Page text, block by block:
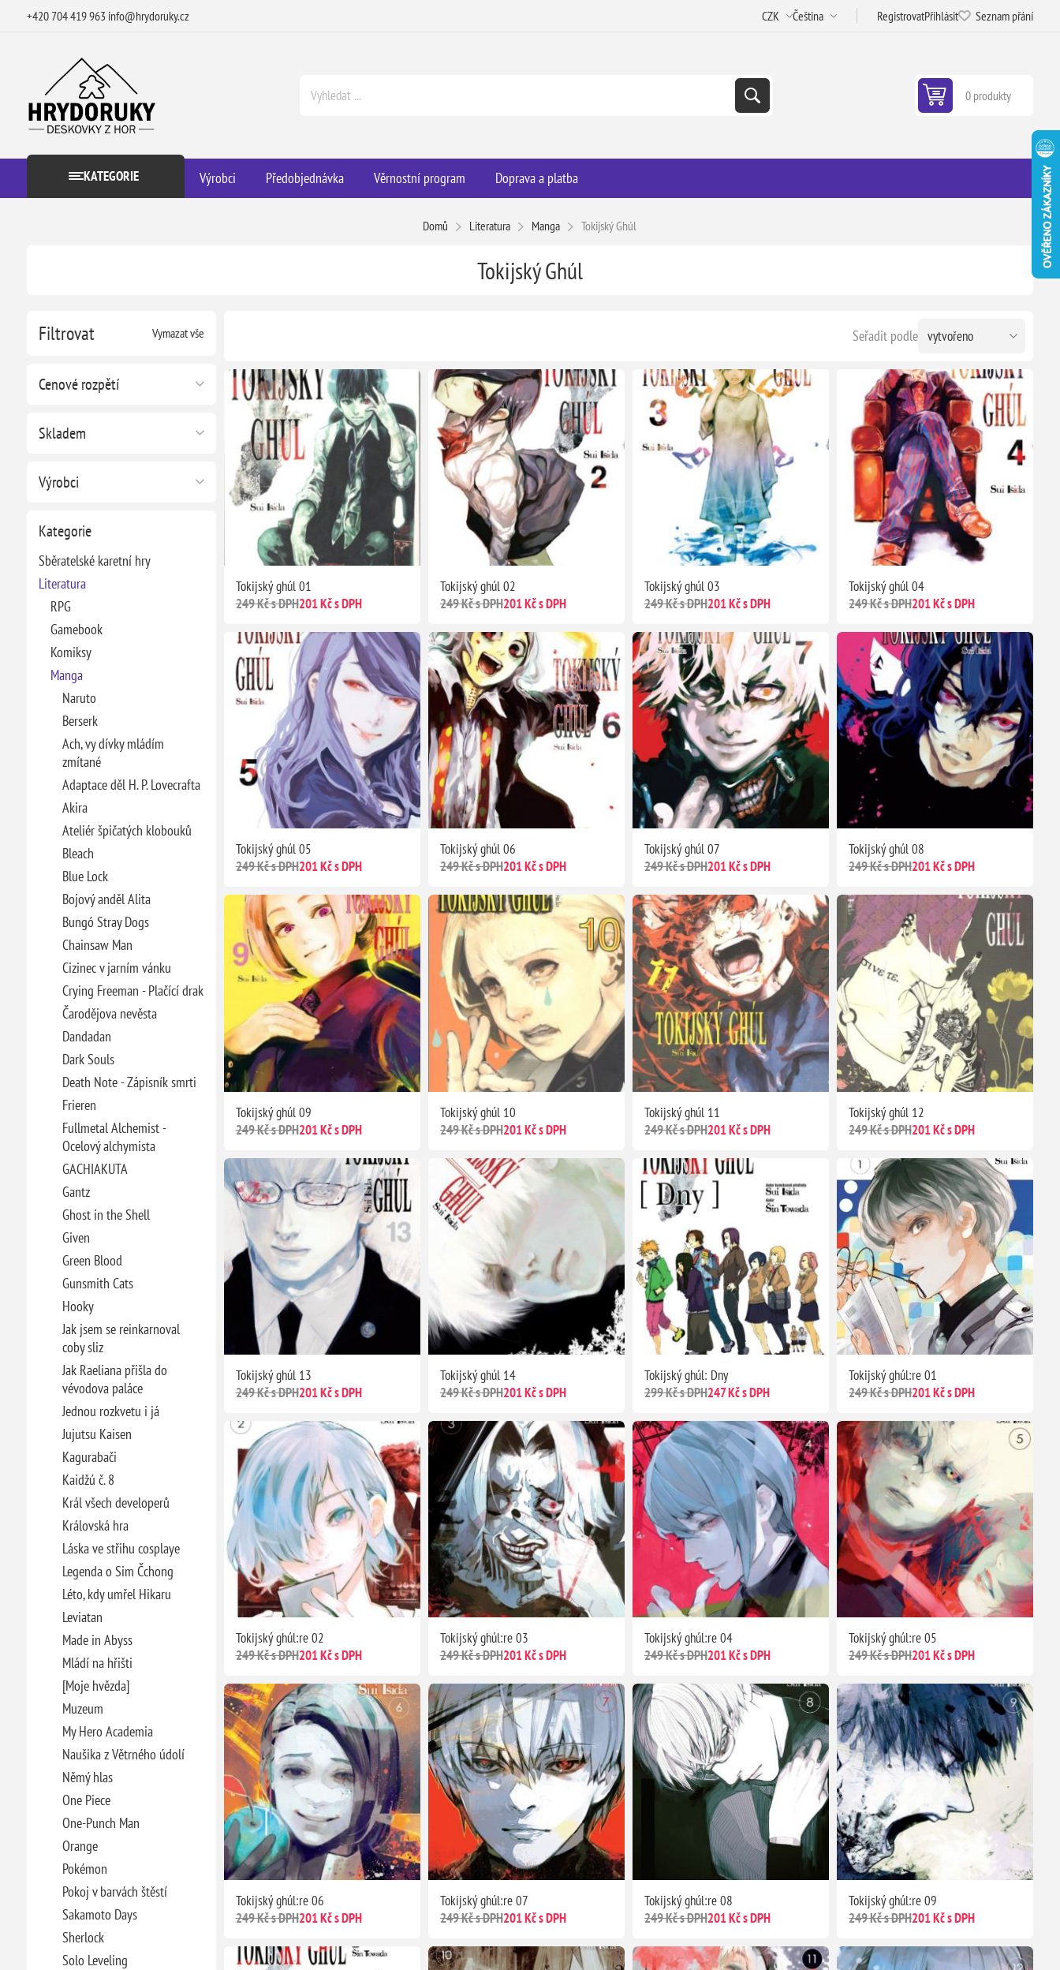
+420 704 419 963 info@hrydoruky.cz RegistrovatPřihlásit Seznam přání
0 produkty
KATEGORIE Výrobci Předobjednávka Věrnostní program Doprava a platba
Domů Literatura Manga Tokijský Ghúl
Filtrovat Vymazat vše
Cenové rozpětí
Skladem
Výrobci
Kategorie
Sběratelské karetní hry
Literatura
RPG
Gamebook
Komiksy
Manga
Naruto
Berserk
Ach, vy dívky mládím
zmítané
Adaptace děl H. P. Lovecrafta
Akira
Ateliér špičatých klobouků
Bleach
Blue Lock
Bojový anděl Alita
Bungó Stray Dogs
Chainsaw Man
Cizinec v jarním vánku
Crying Freeman - Plačící drak
Čarodějova nevěsta
Dandadan
Dark Souls
Death Note - Zápisník smrti
Frieren
Fullmetal Alchemist -
Ocelový alchymista
GACHIAKUTA
Gantz
Ghost in the Shell
Given
Green Blood
Gunsmith Cats
Hooky
Jak jsem se reinkarnoval
coby sliz
Jak Raeliana přišla do
vévodova paláce
Jednou rozkvetu i já
Jujutsu Kaisen
Kagurabači
Kaidžú č. 8
Král všech developerů
Královská hra
Láska ve střihu cosplaye
Legenda o Sim Čchong
Léto, kdy umřel Hikaru
Leviatan
Made in Abyss
Mládí na hřišti
[Moje hvězda]
Muzeum
My Hero Academia
Naušika z Větrného údolí
Němý hlas
One Piece
One-Punch Man
Orange
Pokémon
Pokoj v barvách štěstí
Sakamoto Days
Sherlock
Solo Leveling
Tokijský Ghúl
Seřadit podle
Tokijský ghúl 01
249 Kč s DPH201 Kč s DPH
Tokijský ghúl 02
249 Kč s DPH201 Kč s DPH
Tokijský ghúl 03
249 Kč s DPH201 Kč s DPH
Tokijský ghúl 04
249 Kč s DPH201 Kč s DPH
Tokijský ghúl 05
249 Kč s DPH201 Kč s DPH
Tokijský ghúl 06
249 Kč s DPH201 Kč s DPH
Tokijský ghúl 07
249 Kč s DPH201 Kč s DPH
Tokijský ghúl 08
249 Kč s DPH201 Kč s DPH
Tokijský ghúl 09
249 Kč s DPH201 Kč s DPH
Tokijský ghúl 10
249 Kč s DPH201 Kč s DPH
Tokijský ghúl 11
249 Kč s DPH201 Kč s DPH
Tokijský ghúl 12
249 Kč s DPH201 Kč s DPH
Tokijský ghúl 13
249 Kč s DPH201 Kč s DPH
Tokijský ghúl 14
249 Kč s DPH201 Kč s DPH
Tokijský ghúl: Dny
299 Kč s DPH247 Kč s DPH
Tokijský ghúl:re 01
249 Kč s DPH201 Kč s DPH
Tokijský ghúl:re 02
249 Kč s DPH201 Kč s DPH
Tokijský ghúl:re 03
249 Kč s DPH201 Kč s DPH
Tokijský ghúl:re 04
249 Kč s DPH201 Kč s DPH
Tokijský ghúl:re 05
249 Kč s DPH201 Kč s DPH
Tokijský ghúl:re 06
249 Kč s DPH201 Kč s DPH
Tokijský ghúl:re 07
249 Kč s DPH201 Kč s DPH
Tokijský ghúl:re 08
249 Kč s DPH201 Kč s DPH
Tokijský ghúl:re 09
249 Kč s DPH201 Kč s DPH